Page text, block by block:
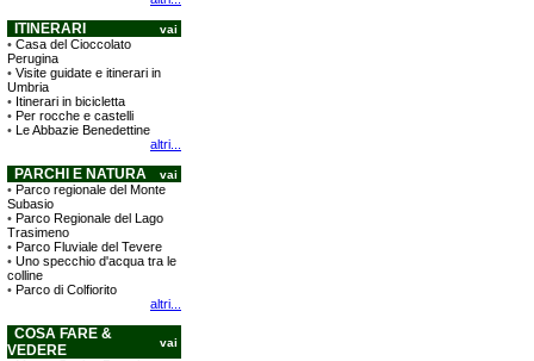
ITINERARI vai
• Casa del Cioccolato
Perugina
• Visite guidate e itinerari in
Umbria
• Itinerari in bicicletta
• Per rocche e castelli
• Le Abbazie Benedettine
altri...
PARCHI E NATURA vai
• Parco regionale del Monte
Subasio
• Parco Regionale del Lago
Trasimeno
• Parco Fluviale del Tevere
• Uno specchio d'acqua tra le
colline
• Parco di Colfiorito
altri...
COSA FARE &
VEDERE
vai